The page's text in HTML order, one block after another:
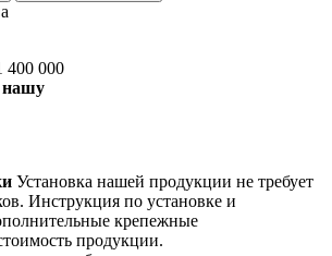
400 000
нашу
Установка нашей продукции не требует
Инструкция по установке и
крепежные
продукции.